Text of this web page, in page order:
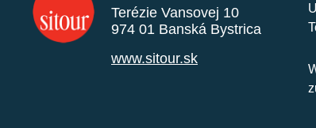
Terézie Vansovej 10
974 01 Banská Bystrica
www.sitour.sk